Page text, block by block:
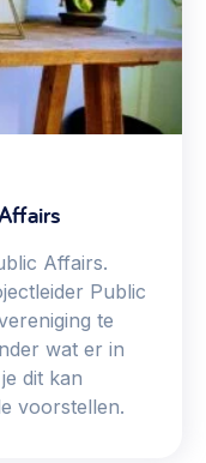
Affairs.
Public
te
wat er in
dit kan
voorstellen.